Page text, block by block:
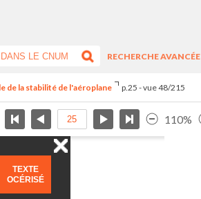
RECHERCHE AVANCÉE
de la stabilité de l'aéroplane p.25 - vue 48/215
110%
TEXTE
OCÉRISÉ